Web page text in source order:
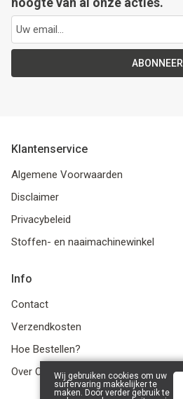
ABONNEER
Klantenservice
Algemene Voorwaarden
Disclaimer
Privacybeleid
Stoffen- en naaimachinewinkel
Info
Contact
Verzendkosten
Hoe Bestellen?
Over Ons
Wij gebruiken cookies om uw
surfervaring makkelijker te
maken. Door verder gebruik te